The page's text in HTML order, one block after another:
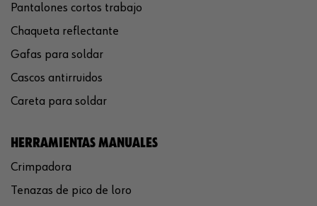
Pantalones cortos trabajo
Chaqueta reflectante
Gafas para soldar
Cascos antirruidos
Careta para soldar
HERRAMIENTAS MANUALES
Crimpadora
Tenazas de pico de loro